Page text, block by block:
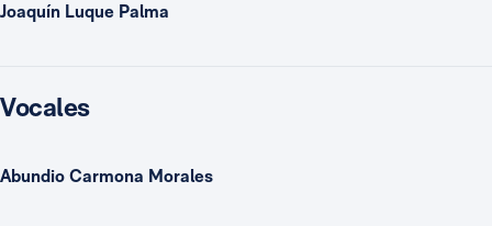
Joaquín Luque Palma
Vocales
Abundio Carmona Morales